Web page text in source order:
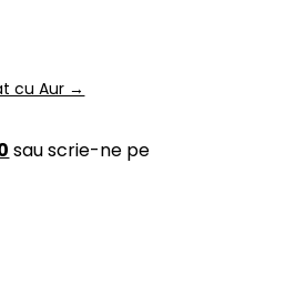
cu Aur →
sau scrie-ne pe